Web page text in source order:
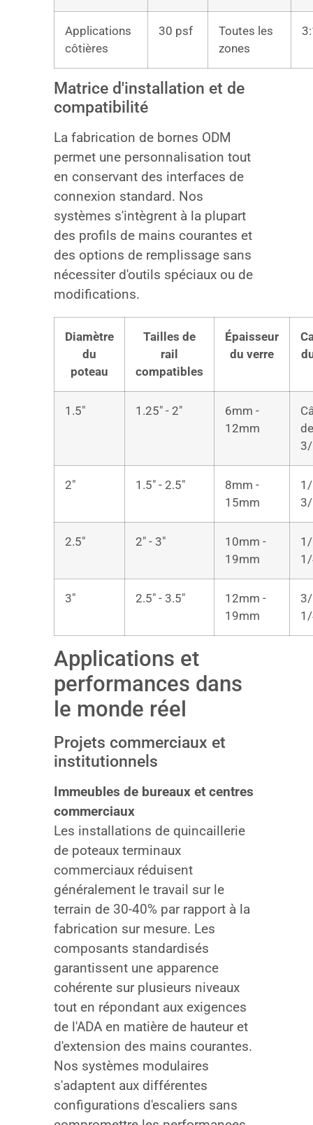
Applications
côtières
30 psf
Toutes les
zones
Matrice d'installation et de
compatibilité
La fabrication de bornes ODM
permet une personnalisation tout
en conservant des interfaces de
connexion standard. Nos
systèmes s'intègrent à la plupart
des profils de mains courantes et
des options de remplissage sans
nécessiter d'outils spéciaux ou de
modifications.
Diamètre
du
poteau
Tailles de
rail
compatibles
Épaisseur
du verre
1.5″ 1.25″ - 2″
6mm -
12mm
de
3/
2″ 1.5″ - 2.5″
8mm -
15mm
1/
3/
2.5″ 2″ - 3″
10mm -
19mm
1/
1/
3″ 2.5″ - 3.5″
12mm -
19mm
3/
1/
Applications et
performances dans
le monde réel
Projets commerciaux et
institutionnels
Immeubles de bureaux et centres
commerciaux
Les installations de quincaillerie
de poteaux terminaux
commerciaux réduisent
généralement le travail sur le
terrain de 30-40% par rapport à la
fabrication sur mesure. Les
composants standardisés
garantissent une apparence
cohérente sur plusieurs niveaux
tout en répondant aux exigences
de l'ADA en matière de hauteur et
d'extension des mains courantes.
Nos systèmes modulaires
s'adaptent aux différentes
configurations d'escaliers sans